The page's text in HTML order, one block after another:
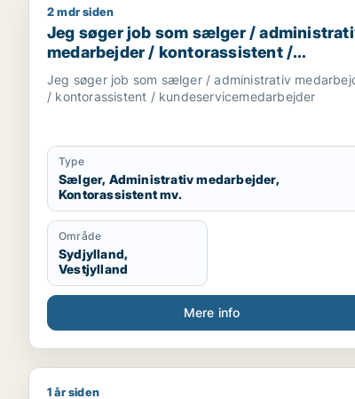
Jeg søger job som sælger / administrativ
2 mdr siden
Jeg søger job som sælger /
medarbejder / kontorassistent /
kundeservicemedarbejder
Jeg søger job som sælger / administrativ
/ kontorassistent / kundeservicemedarbejder
Type
Sælger, Administrativ medarbejder,
Kontorassistent mv.
Område
Sydjylland,
Vestjylland
Mere info
Sebastian søger job som lagermedarbejder
1 år siden